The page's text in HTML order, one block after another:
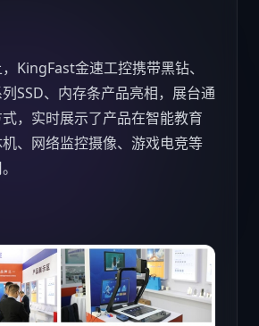
金速工控携带黑钻、
SSD、内存条产品亮相，展台通
，实时展示了产品在智能教育
、网络监控摄像、 游戏电竞等